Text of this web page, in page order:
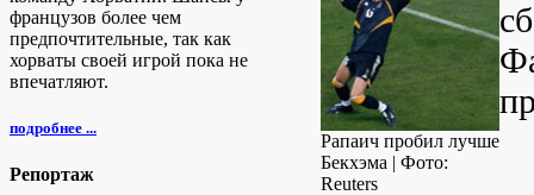
французов более чем
предпочтительные, так как
хорваты своей игрой пока не
впечатляют.
подробнее ...
Репортаж
Рапаич пробил лучше
Бекхэма | Фото:
Reuters